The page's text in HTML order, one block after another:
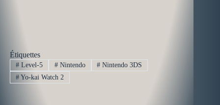
Étiquettes
#Level-5 #Nintendo # Nintendo 3DS
#Yo-kai Watch 2